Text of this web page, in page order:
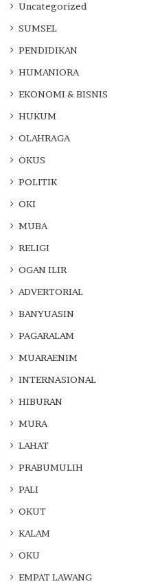
Uncategorized
SUMSEL
PENDIDIKAN
HUMANIORA
EKONOMI & BISNIS
HUKUM
OLAHRAGA
OKUS
POLITIK
OKI
MUBA
RELIGI
OGAN ILIR
ADVERTORIAL
BANYUASIN
PAGARALAM
MUARAENIM
INTERNASIONAL
HIBURAN
MURA
LAHAT
PRABUMULIH
PALI
OKUT
KALAM
OKU
EMPAT LAWANG